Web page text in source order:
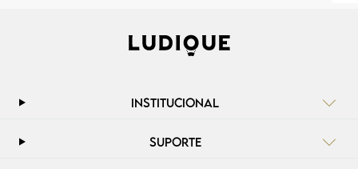
INSTITUCIONAL
SUPORTE